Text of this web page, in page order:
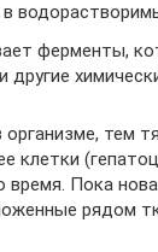
ферменты,
другие
тем
клетки
время. Пока
рядом